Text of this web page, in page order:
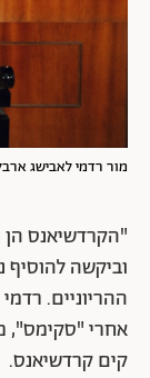
מור רדמי לאבישג
"הקרדשיאנס
וביקשה להוסיף
ההריוניים.
אחרי "סקימס",
קים קרדשיאנס.